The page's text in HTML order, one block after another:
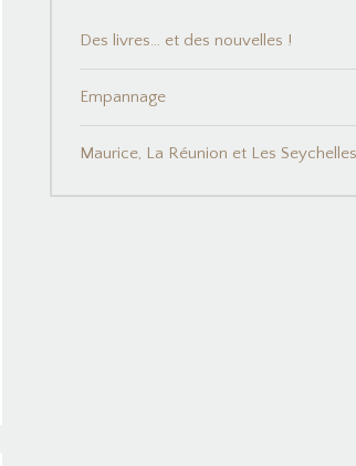
Des livres… et des nouvelles !
Empannage
Maurice, La Réunion et Les Seychelles